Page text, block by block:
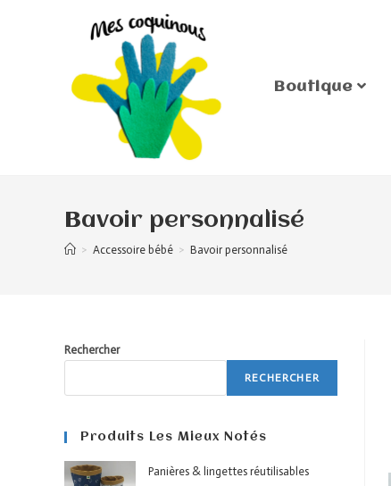
Boutique
Bavoir personnalisé
> Accessoire bébé > Bavoir personnalisé
Rechercher
RECHERCHER
Produits Les Mieux Notés
Panières & lingettes réutilisables